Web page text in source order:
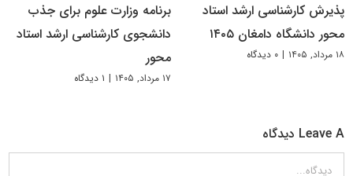
پذیرش کارشناسی ارشد استاد
محور دانشگاه دامغان ۱۴۰۵
۱۸ مرداد, ۱۴۰۵ | ۰ دیدگاه
برنامه وزارت علوم برای جذب
دانشجوی کارشناسی ارشد استاد
محور
۱۷ مرداد, ۱۴۰۵ | ۱ دیدگاه
Leave A دیدگاه
دیدگاه